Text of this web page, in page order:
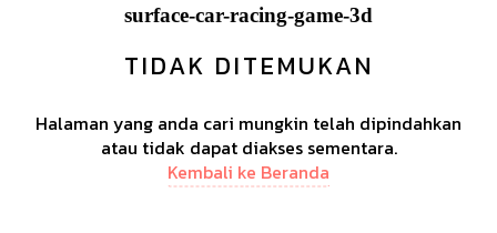
surface-car-racing-game-3d
TIDAK DITEMUKAN
Halaman yang anda cari mungkin telah dipindahkan
atau tidak dapat diakses sementara.
Kembali ke Beranda